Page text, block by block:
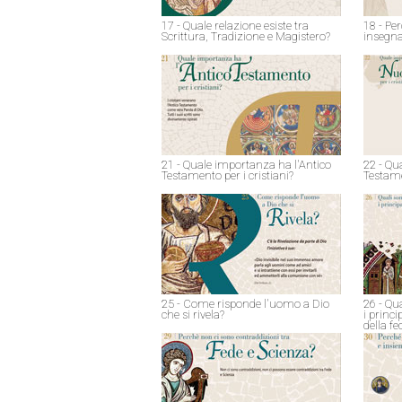
17 - Quale relazione esiste tra
Scrittura, Tradizione e Magistero?
18 -
21 - Quale importanza ha l'Antico
Testamento per i cristiani?
22 -
25 - Come risponde l'uomo a Dio
che si rivela?
26 -
i
della